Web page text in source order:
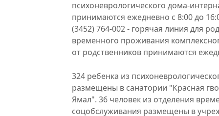
психоневрологического дома-
принимаются ежедневно с 8:00 до
(3452) 764-002 - горячая линия для
временного проживания
от родственников принимаются
324 ребенка из
размещены в санатории "Красная
Ямал". 36 человек из отделения
соцобслуживания размещены в